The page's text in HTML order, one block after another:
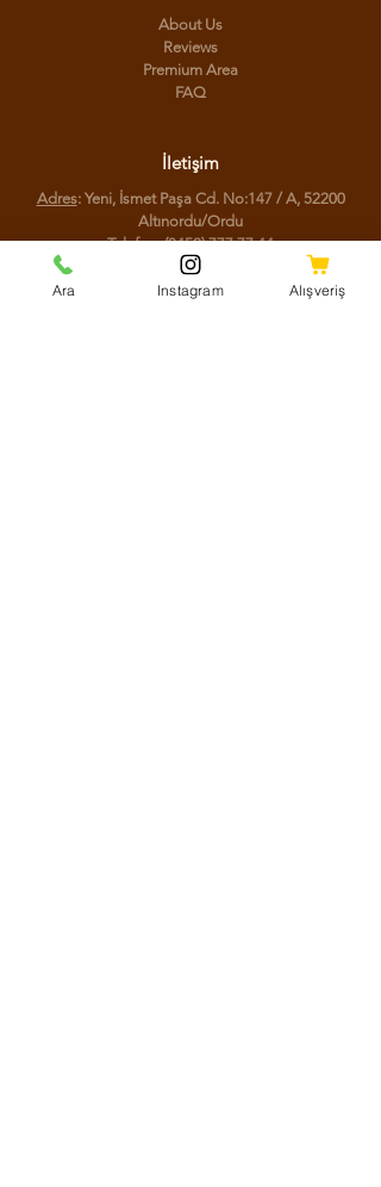
About Us
Reviews
Premium Area
FAQ
İletişim
Adres: Yeni, İsmet Paşa Cd. No:147 / A, 52200
Altınordu/Ordu
Telefon:(0452) 777 77 44
Ara Instagram Alışveriş